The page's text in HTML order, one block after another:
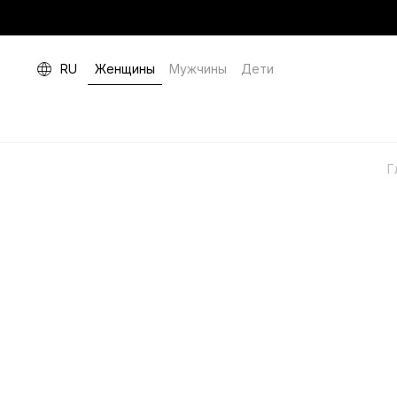
RU Женщины Мужчины Дети